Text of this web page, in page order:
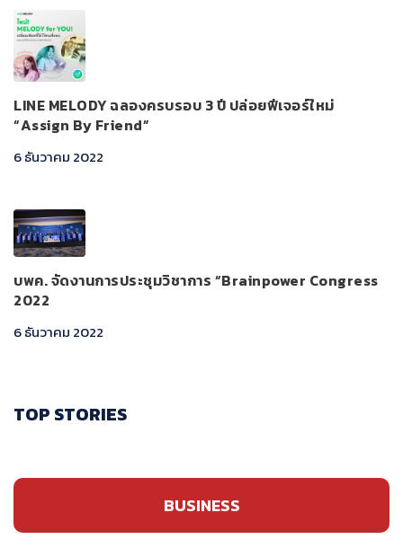
LINE MELODY ฉลองครบรอบ 3 ปี ปล่อยฟีเจอร์ใหม่
“Assign By Friend”
6 ธันวาคม 2022
บพค. จัดงานการประชุมวิชาการ “Brainpower Congress
2022
6 ธันวาคม 2022
TOP STORIES
BUSINESS